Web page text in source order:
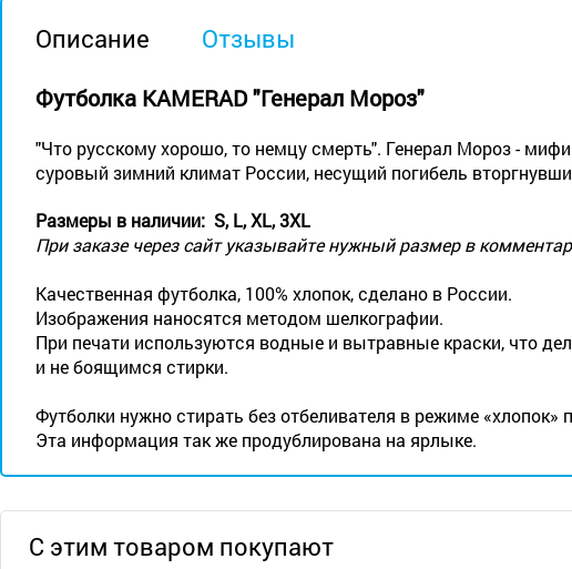
Описание Отзывы
Футболка KAMERAD "Генерал Мороз"​
"Что русскому хорошо, то немцу смерть". Генерал Мороз -
суровый зимний климат России, несущий погибель
Размеры в наличии: S, L, XL, 3XL
При заказе через сайт указывайте нужный размер в
Качественная футболка, 100% хлопок, сделано в России.
Изображения наносятся методом шелкографии.
При печати используются водные и вытравные краски, что
и не боящимся стирки.
Футболки нужно стирать без отбеливателя в режиме
Эта информация так же продублирована на ярлыке.
С этим товаром покупают